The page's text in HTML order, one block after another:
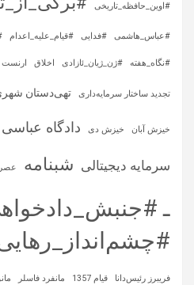
#اوین_حافظه_تاریخی
#عباس_هاشمی #فدایی #قیام_علیه_اعدام
#نگاه_هفته #ژن_ژیان_ئازادی اخلاق
تجدید ساختار سرمایه‌داری تهی‌دستان
خیزش آبان خیزش دی دادگاه عباسی
سرمایه‌ دیجیتالی شبنامه عصر
ـ
فریبرز رئیس‌دانا قیام 1357 مانفرد فاسلر